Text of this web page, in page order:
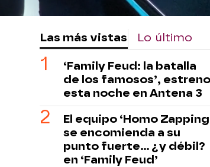
Las más vistas Lo último
‘Family Feud: la batalla
de los famosos’, estreno
esta noche en Antena 3
El equipo ‘Homo
se encomienda a su
punto fuerte… ¿y débil?
en ‘Family Feud’